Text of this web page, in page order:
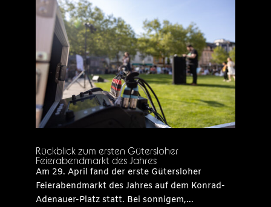
Rückblick zum ersten Gütersloher
Feierabendmarkt des Jahres
Am 29. April fand der erste Gütersloher
Feierabendmarkt des Jahres auf dem Konrad-
Adenauer-Platz statt. Bei sonnigem,...